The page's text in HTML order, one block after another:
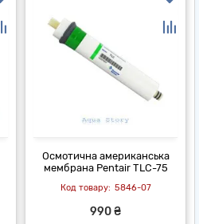
Осмотична американська
мембрана Pentair TLC-75
5846-07
990 ₴